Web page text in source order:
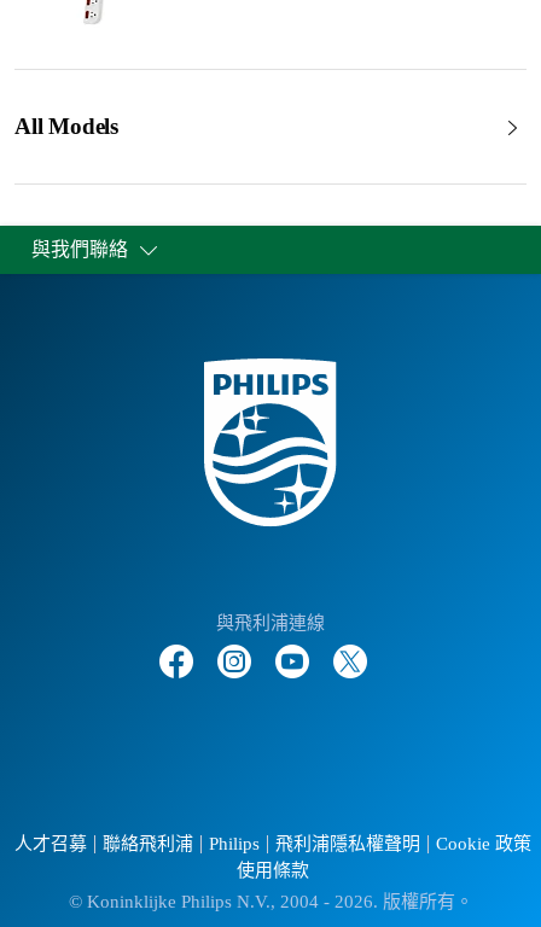
All Models
與我們聯絡
與飛利浦連線
人才召募 聯絡飛利浦 Philips 飛利浦隱私權聲明
Cookie 政策
使用條款
© Koninklijke Philips N.V., 2004 - 2026. 版權所有。